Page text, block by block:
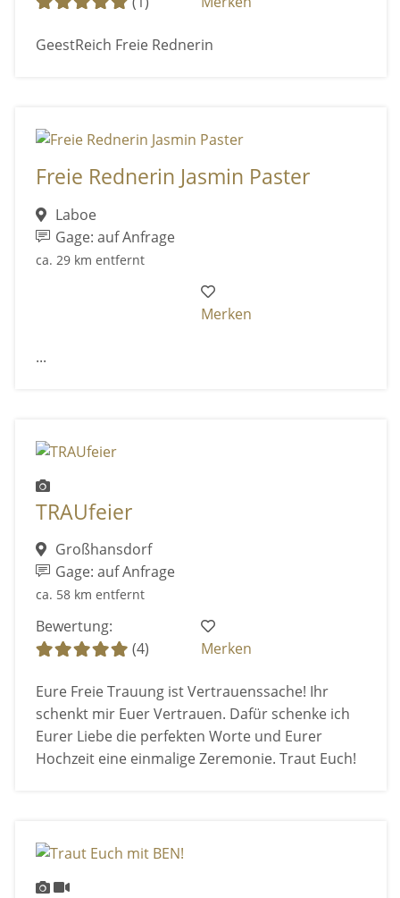
GeestReich Freie Rednerin
Freie Rednerin Jasmin Paster
Laboe
Gage: auf Anfrage
ca. 29 km entfernt
Merken
...
TRAUfeier
Großhansdorf
Gage: auf Anfrage
ca. 58 km entfernt
Bewertung:
(4)
Merken
Eure Freie Trauung ist Vertrauenssache! Ihr
schenkt mir Euer Vertrauen. Dafür schenke ich
Eurer Liebe die perfekten Worte und Eurer
Hochzeit eine einmalige Zeremonie. Traut Euch!